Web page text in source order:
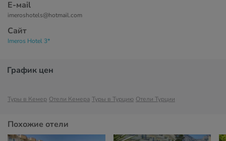
Е-маil
imeroshotels@hotmail.com
Сайт
Imeros Hotel 3*
График цен
Туры в Кемер Отели Кемера Туры в Турцию Отели Турции
Похожие отели